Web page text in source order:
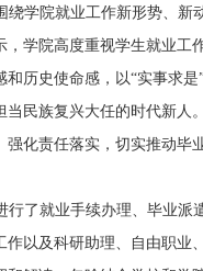
绕学院就业工作新形势、新
，学院高度重视学生就业工
和历史使命感，以“实事求是
当民族复兴大任的时代新人
强化责任落实，切实推动毕
行了就业手续办理、毕业派
作以及科研助理、自由职业